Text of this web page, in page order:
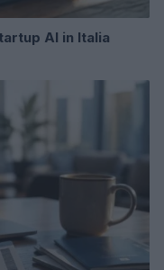
AI in Italia